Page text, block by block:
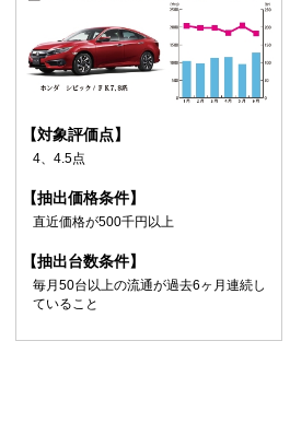
【対象評価点】
4、4.5点
【抽出価格条件】
直近価格が500千円以上
【抽出台数条件】
毎月50台以上の流通が過去6ヶ月連続し
ていること